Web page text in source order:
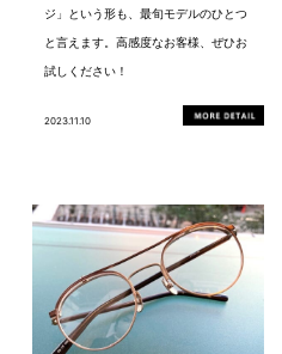
ジ」という形も、最旬モデルのひとつ
と言えます。高感度なお客様、ぜひお
試しください！
2023.11.10